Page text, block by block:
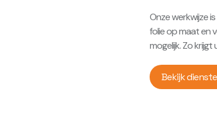
Onze werkwijze
folie op maat en
mogelijk. Zo
Bekijk